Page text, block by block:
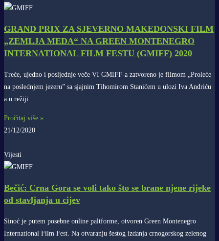
GRAND PRIX ZA SJEVERNO MAKEDONSKI FILM
„ZEMLJA MEDA“ NA GREEN MONTENEGRO
INTERNATIONAL FILM FESTU (GMIFF) 2020
Treće, ujedno i posljednje veče VI GMIFF-a zatvoreno je filmom „Proleće
na poslednjem jezeru” sa sjajnim Tihomirom Stanićem u ulozi Iva Andriću
a u režiji
Pročitaj više »
21/12/2020
Vijesti
Bečić: Crna Gora se voli tako što se brane njene rijeke
od stavljanja u cijev
Sinoć je putem posebne online paltforme, otvoren Green Montenegro
International Film Fest. Na otvaranju šestog izdanja crnogorskog zelenog